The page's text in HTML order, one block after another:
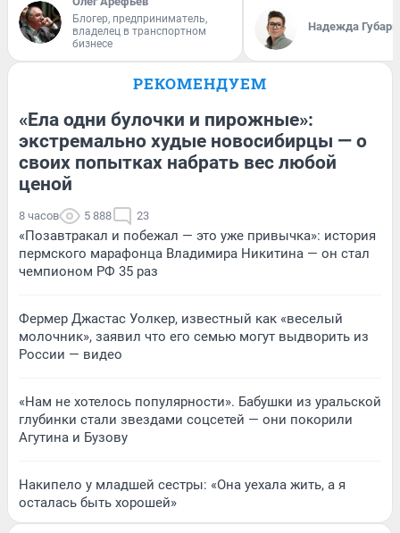
Блогер, предприниматель,
владелец в транспортном
бизнесе
Надежда Губарь
РЕКОМЕНДУЕМ
«Ела одни булочки и пирожные»:
экстремально худые новосибирцы — о
своих попытках набрать вес любой
ценой
8 часов 5 888 23
«Позавтракал и побежал — это уже привычка»: история
пермского марафонца Владимира Никитина — он стал
чемпионом РФ 35 раз
Фермер Джастас Уолкер, известный как «веселый
молочник», заявил что его семью могут выдворить из
России — видео
«Нам не хотелось популярности». Бабушки из уральской
глубинки стали звездами соцсетей — они покорили
Агутина и Бузову
Накипело у младшей сестры: «Она уехала жить, а я
осталась быть хорошей»